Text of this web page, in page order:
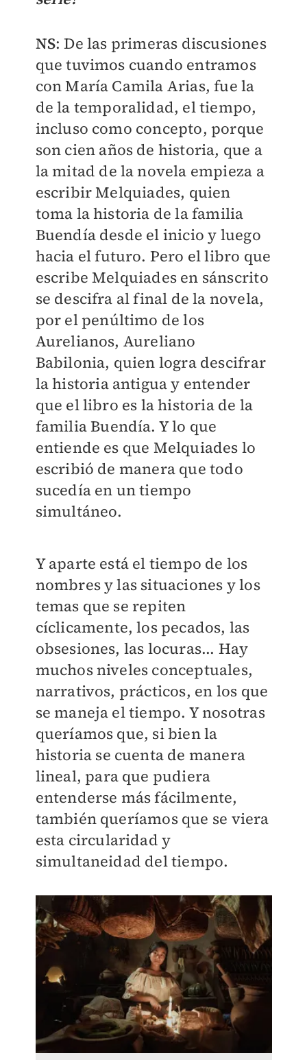
NS: De las primeras discusiones
que tuvimos cuando entramos
con María Camila Arias, fue la
de la temporalidad, el tiempo,
incluso como concepto, porque
son cien años de historia, que a
la mitad de la novela empieza a
escribir Melquiades, quien
toma la historia de la familia
Buendía desde el inicio y luego
hacia el futuro. Pero el libro que
escribe Melquiades en sánscrito
se descifra al final de la novela,
por el penúltimo de los
Aurelianos, Aureliano
Babilonia, quien logra descifrar
la historia antigua y entender
que el libro es la historia de la
familia Buendía. Y lo que
entiende es que Melquiades lo
escribió de manera que todo
sucedía en un tiempo
simultáneo.
Y aparte está el tiempo de los
nombres y las situaciones y los
temas que se repiten
cíclicamente, los pecados, las
obsesiones, las locuras... Hay
muchos niveles conceptuales,
narrativos, prácticos, en los que
se maneja el tiempo. Y nosotras
queríamos que, si bien la
historia se cuenta de manera
lineal, para que pudiera
entenderse más fácilmente,
también queríamos que se viera
esta circularidad y
simultaneidad del tiempo.